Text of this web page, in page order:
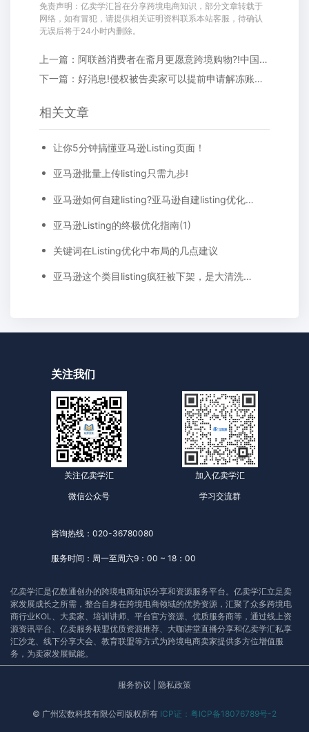
免责声明：亿卖学汇旨在分享跨境电商知识，部分文章转载于
网络，如有冒犯，请提供相关证明资料联系本站客服，待确认
无误后将于24小时内删除。
上一篇：阿联酋消费者在斋月更愿意跨境购物?!中国卖家春天来了?
下一篇：好消息!侵权被告卖家可以提前申请解冻账户了?!
相关文章
让你5分钟搞懂亚马逊Listing页面！
亚马逊批量上传listing只需九步!
亚马逊如何自建listing?亚马逊自建listing优化技巧
亚马逊Listing的终极优化指南(1)
关键词在Listing优化中布局的几点建议
亚马逊这个类目listing疯狂被下架，是大清洗还是Bug?
关注我们
关注亿卖学汇
微信公众号
加入亿卖学汇
学习交流群
咨询热线：020-36780080
服务时间：周一至周六9：00 ~ 18：00
亿卖学汇是亿数通创办的跨境电商知识分享和资源服务平台。亿卖学汇立足卖
家发展成长之所需，整合自身在跨境电商领域的优势资源，汇聚了众多跨境电
商行业KOL、大卖家、培训讲师、平台官方资源、优质服务商等，通过线上资
源资讯平台、亿卖服务联盟优质资源推荐、大咖讲堂直播分享和亿卖学汇私享
汇沙龙、线下分享大会、教育联盟等方式为跨境电商卖家提供多方位增值服
务，为卖家发展赋能。
服务协议 隐私政策
© 广州宏数科技有限公司版权所有 ICP证：粤ICP备18076789号-2